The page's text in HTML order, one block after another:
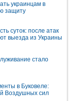
украинцам в
защиту
суток: после атак
выезда из Украины
стало
в Буковеле:
Воздушных сил